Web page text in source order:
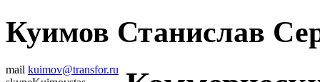
Куимов Станислав
mail kuimov@transfor.ru